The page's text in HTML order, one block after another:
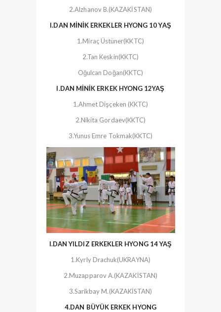
2.Alzhanov B.(KAZAKİSTAN)
I.DAN MİNİK ERKEKLER HYONG 10 YAŞ
1.Miraç Üstüner(KKTC)
2.Tan Keskin(KKTC)
Oğulcan Doğan(KKTC)
I.DAN MİNİK ERKEK HYONG 12YAŞ
1.Ahmet Dişçeken (KKTC)
2.Nikita Gordaev(KKTC)
3.Yunus Emre Tokmak(KKTC)
I.DAN YILDIZ ERKEKLER HYONG 14 YAŞ
1.Kyrly Drachuk(UKRAYNA)
2.Muzapparov A.(KAZAKİSTAN)
3.Sarikbay M.(KAZAKİSTAN)
4.DAN BÜYÜK ERKEK HYONG